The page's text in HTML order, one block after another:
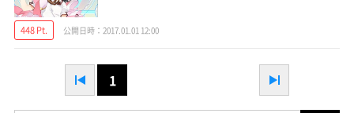
448 Pt. 公開日時：2017.01.01 12:00
1